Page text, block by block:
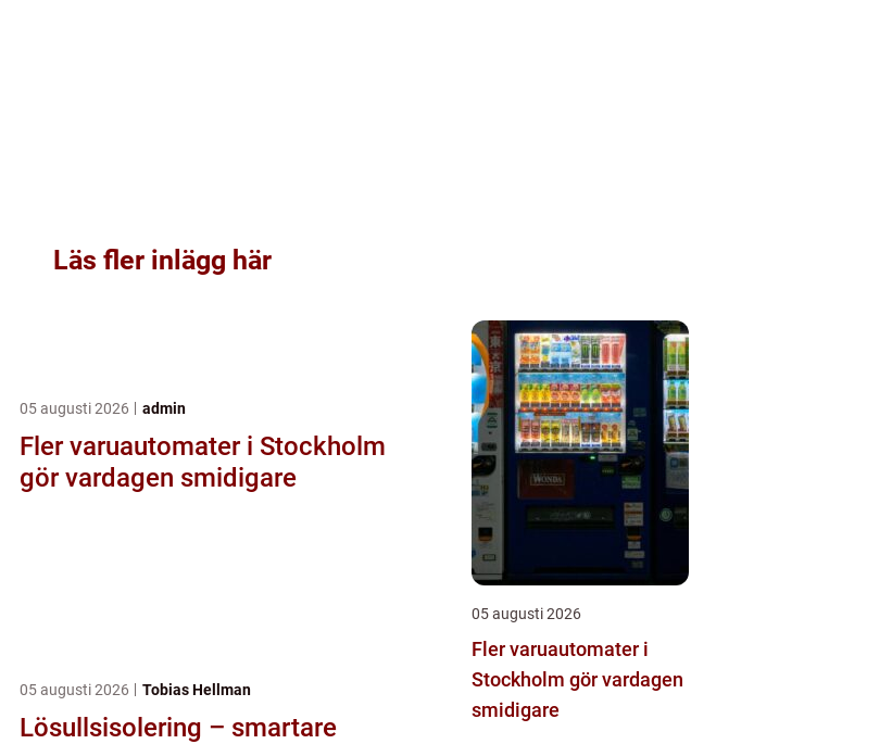
Läs fler inlägg här
05 augusti 2026 admin
Fler varuautomater i Stockholm
gör vardagen smidigare
05 augusti 2026 Tobias Hellman
Lösullsisolering – smartare
05 augusti 2026
Fler varuautomater i
Stockholm gör vardagen
smidigare